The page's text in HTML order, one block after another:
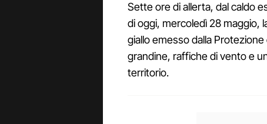
Sette ore di allerta, dal caldo
di oggi, mercoledì 28 maggio,
giallo emesso dalla
grandine, raffiche di vento e
territorio.